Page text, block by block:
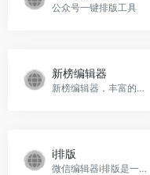
公众号一键排版工具
新榜编辑器
新榜编辑器，丰富的样式和模板、海量的在线图片搜索，一键同步多平台，还有大量爆文供你参考。
i排版
微信编辑器i排版是一款排版效率高、界面简洁、样式原创设计的微信排版工具，支持全文编辑，实时预览、一键样式、一键添加签名的微信图文编辑器。短短三分钟，排好一篇微信图文。